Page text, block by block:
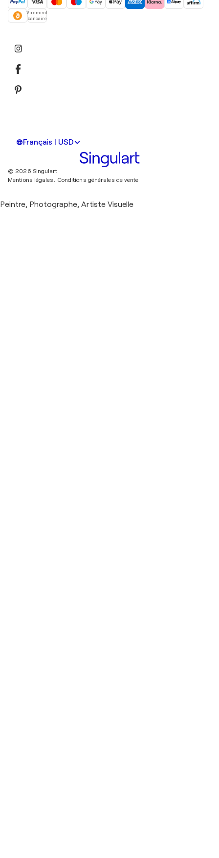
Virement
bancaire
Français | USD
© 2026 Singulart
Mentions légales.
Conditions générales de vente
Peintre, Photographe, Artiste Visuelle